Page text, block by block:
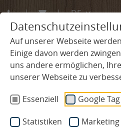
Auf unserer Webseite
Einige davon werden
uns andere ermöglichen,
unserer Webseite zu
Essenziell
Google
Statistiken Marketing
DE
EN
FR
SCHWARZWALD HOTEL
ZIMMER & PREISE
Zimmer & Suiten
Typ Fohreneck
mit Süd- oder